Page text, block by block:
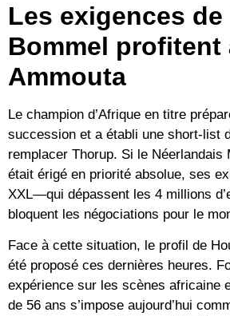
Les exigences de
Bommel profitent
Ammouta
Le champion d’Afrique en titre
succession et a établi une short-list
remplacer Thorup. Si le Néerlandais
était érigé en priorité absolue, ses
XXL—qui dépassent les 4 millions
bloquent les négociations pour le
Face à cette situation, le profil de
été proposé ces dernières heures.
expérience sur les scènes africaine
de 56 ans s’impose aujourd’hui